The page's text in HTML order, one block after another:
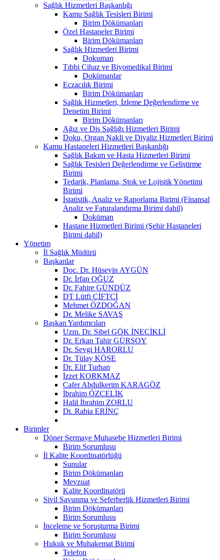
Sağlık Hizmetleri Başkanlığı
Kamu Sağlık Tesisleri Birimi
Birim Dökümanları
Özel Hastaneler Birimi
Birim Dökümanları
Sağlık Hizmetleri Birimi
Dokuman
Tıbbi Cihaz ve Biyomedikal Birimi
Dokümanlar
Eczacılık Birimi
Birim Dökümanları
Sağlık Hizmetleri, İzleme Değerlendirme ve
Denetim Birimi
Birim Dökümanları
Ağız ve Diş Sağlığı Hizmetleri Birimi
Doku, Organ Nakli ve Diyaliz Hizmetleri Birimi
Kamu Hastaneleri Hizmetleri Başkanlığı
Sağlık Bakım ve Hasta Hizmetleri Birimi
Sağlık Tesisleri Değerlendirme ve Geliştirme
Birimi
Tedarik, Planlama, Stok ve Lojistik Yönetimi
Birimi
İstatistik, Analiz ve Raporlama Birimi (Finansal
Analiz ve Faturalandırma Birimi dahil)
Doküman
Hastane Hizmetleri Birimi (Şehir Hastaneleri
Birimi dahil)
Yönetim
İl Sağlık Müdürü
Başkanlar
Doç. Dr. Hüseyin AYGÜN
Dr. İrfan OĞUZ
Dr. Fahire GÜNDÜZ
DT Lütfi ÇİFTCİ
Mehmet ÖZDOĞAN
Dr. Melike SAVAŞ
Başkan Yardımcıları
Uzm. Dr. Sibel GÖK İNECİKLİ
Dr. Erkan Tahir GÜRSOY
Dr. Sevgi HARORLU
Dr. Tülay KÖSE
Dr. Elif Turhan
İzzet KORKMAZ
Cafer Abdulkerim KARAGÖZ
İbrahim ÖZÇELİK
Halil İbrahim ZORLU
Dt. Rabia ERİNÇ
Birimler
Döner Sermaye Muhasebe Hizmetleri Birimi
Birim Sorumlusu
İl Kalite Koordinatörlüğü
Sunular
Birim Dökümanları
Mevzuat
Kalite Koordinatörü
Sivil Savunma ve Seferberlik Hizmetleri Birimi
Birim Dökümanları
Birim Sorumlusu
İnceleme ve Soruşturma Birimi
Birim Sorumlusu
Hukuk ve Muhakemat Birimi
Telefon